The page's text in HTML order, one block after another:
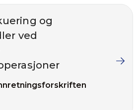
og
ved